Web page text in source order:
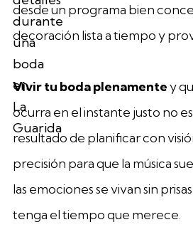
desde un programa bien
decoración lista a tiempo y
Vivir tu boda plenamentey
ocurra en el instante justo no es
resultado de planificar con
precisión para que la música
las emociones se vivan sin
tenga el tiempo que merece.